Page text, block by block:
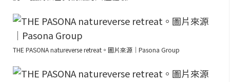
THE PASONA natureverse retreat。圖片來源｜Pasona Group